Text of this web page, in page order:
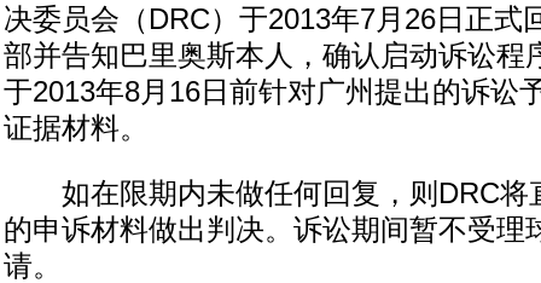
决委员会（DRC）于2013年7月26日正式
部并告知巴里奥斯本人，确认启动诉讼程
于2013年8月16日前针对广州提出的诉讼
证据材料。
如在限期内未做任何回复，则DRC将
的申诉材料做出判决。诉讼期间暂不受理
请。